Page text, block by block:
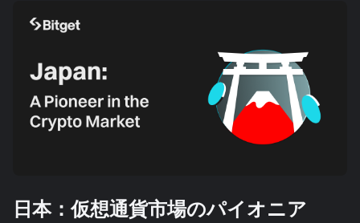
日本：仮想通貨市場のパイオニア